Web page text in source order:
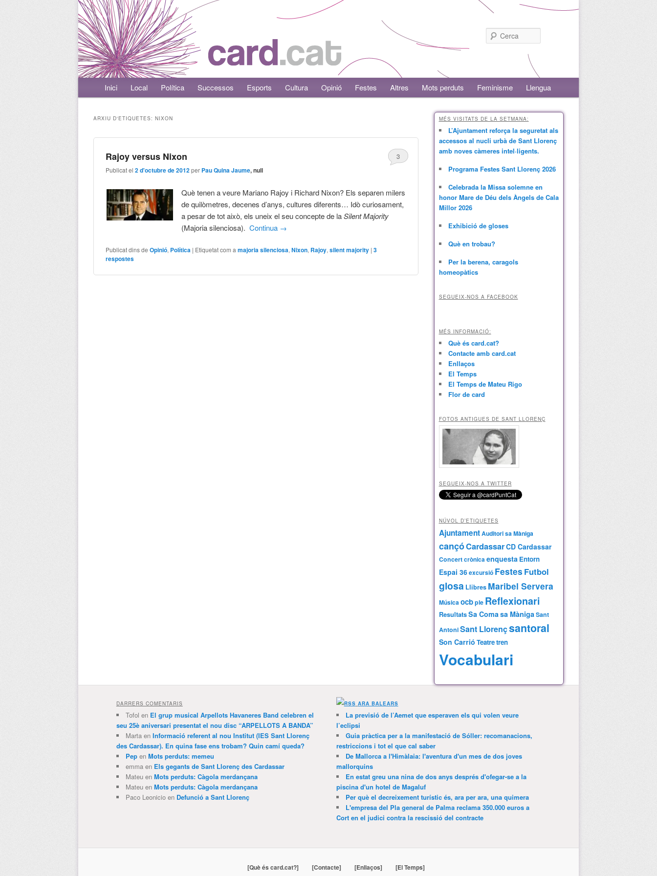
Menú principalAneu al contingut principal
Aneu al contingut secundari
Inici Local Política Successos Esports Cultura Opinió Festes Altres Mots perduts Feminisme Llengua
ARXIU D'ETIQUETES: NIXON
Rajoy versus Nixon
Publicat el2 d'octubre de 2012per Pau Quina Jaume, null
3
Què tenen a veure Mariano Rajoy i Richard Nixon? Els separen milers
de quilòmetres, decenes d’anys, cultures diferents… Idò curiosament,
a pesar de tot això, els uneix el seu concepte de laSilent Majority
(Majoria silenciosa).Continua →
Publicat dins de Opinió, Política | Etiquetat com a majoria silenciosa,Nixon, Rajoy,silent majority |3
respostes
MÉS VISITATS DE LA SETMANA:
L’Ajuntament reforça la seguretat als
accessos al nucli urbà de Sant Llorenç
amb noves càmeres intel·ligents.
Programa Festes Sant Llorenç 2026
Celebrada la Missa solemne en
honor Mare de Déu dels Àngels de Cala
Millor 2026
Exhibició de gloses
Què en trobau?
Per la berena, caragols
homeopàtics
SEGUEIX-NOS A FACEBOOK
MÉS INFORMACIÓ:
Què és card.cat?
Contacte amb card.cat
Enllaços
El Temps
El Temps de Mateu Rigo
Flor de card
FOTOS ANTIGUES DE SANT LLORENÇ
SEGUEIX-NOS A TWITTER
NÚVOL D’ETIQUETES
AjuntamentAuditori sa Màniga
cançóCardassarCD Cardassar
Concertcrònicaenquesta Entorn
Espai 36excursió Festes Futbol
glosa Llibres Maribel Servera
Músicaocbple Reflexionari
ResultatsSa Comasa MànigaSant
AntoniSant Llorençsantoral
Son Carrió Teatretren
Vocabulari
DARRERS COMENTARIS
Tofol en El grup musical Arpellots Havaneres Band celebren el
seu 25è aniversari presentat el nou disc “ARPELLOTS A BANDA”
Martaen Informació referent al nou Institut (IES Sant Llorenç
des Cardassar). En quina fase ens trobam? Quin camí queda?
Pepen Mots perduts: memeu
emmaen Els gegants de Sant Llorenç des Cardassar
Mateuen Mots perduts: Càgola merdançana
Mateuen Mots perduts: Càgola merdançana
Paco Leonicioen Defunció a Sant Llorenç
ARA BALEARS
La previsió de l’Aemet que esperaven els qui volen veure
l’eclipsi
Guia pràctica per a la manifestació de Sóller: recomanacions,
restriccions i tot el que cal saber
De Mallorca a l'Himàlaia: l'aventura d'un mes de dos joves
mallorquins
En estat greu una nina de dos anys després d'ofegar-se a la
piscina d'un hotel de Magaluf
Per què el decreixement turístic és, ara per ara, una quimera
L'empresa del Pla general de Palma reclama 350.000 euros a
Cort en el judici contra la rescissió del contracte
[Què és card.cat?] [Contacte] [Enllaços] [El Temps]